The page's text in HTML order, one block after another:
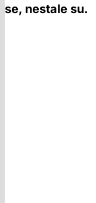
se, nestale su.